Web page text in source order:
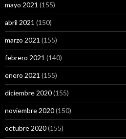
mayo 2021 (155)
abril 2021 (150)
marzo 2021 (155)
febrero 2021 (140)
enero 2021 (155)
diciembre 2020(155)
noviembre 2020(150)
octubre 2020(155)